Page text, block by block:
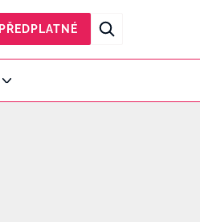
PŘEDPLATNÉ